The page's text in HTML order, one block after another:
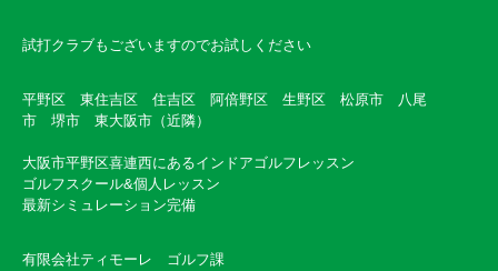
試打クラブもございますのでお試しください
平野区 東住吉区 住吉区 阿倍野区 生野区 松原市 八尾
市 堺市 東大阪市（近隣）
大阪市平野区喜連西にあるインドアゴルフレッスン
ゴルフスクール&個人レッスン
最新シミュレーション完備
有限会社ティモーレ ゴルフ課